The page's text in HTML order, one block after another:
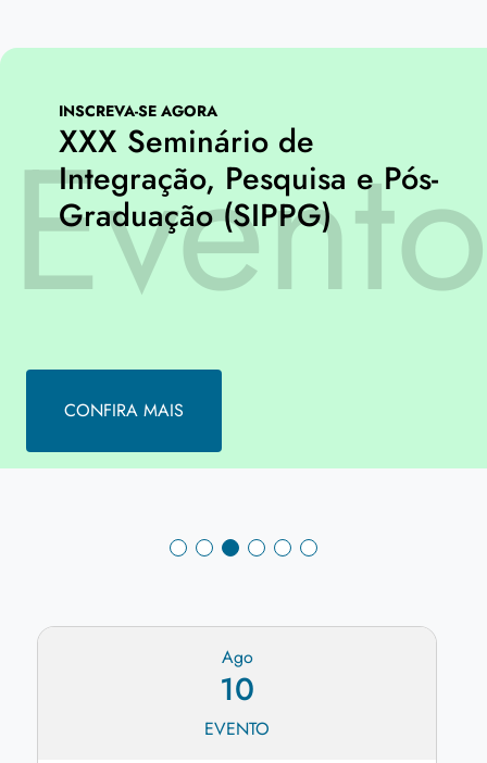
INSCREVA-SE AGORA
XXX Seminário de
Integração, Pesquisa e Pós-
Graduação (SIPPG)
CONFIRA MAIS
Ago
10
EVENTO